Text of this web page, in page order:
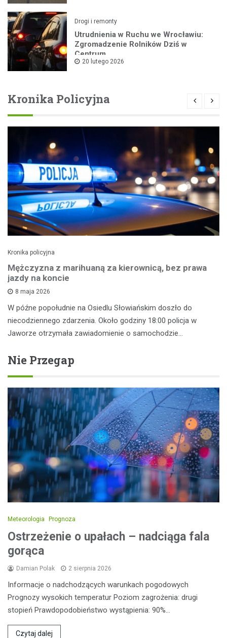
Drogi i remonty
Utrudnienia w Ruchu we Wrocławiu:
Zgromadzenie Rolników Dziś w
Centrum
20 lutego 2026
Kronika Policyjna
Kronika policyjna
Mężczyzna z marihuaną za kierownicą, bez prawa
jazdy na koncie
8 maja 2026
W późne popołudnie na Osiedlu Słowiańskim doszło do
niecodziennego zdarzenia. Około godziny 18:00 policja w
Jaworze otrzymała zawiadomienie o samochodzie…
Nie Przegap
Meteorologia Prognoza
Ostrzeżenie o upałach – nadciąga fala
gorąca
Damian Polak 2 sierpnia 2026
Informacje o nadchodzących warunkach pogodowych
Prognozy wysokich temperatur Poziom zagrożenia: drugi
stopień Prawdopodobieństwo wystąpienia: 90%…
Czytaj dalej